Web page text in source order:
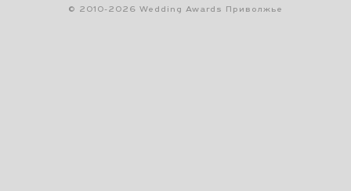
© 2010-2026 Wedding Awards Приволжье